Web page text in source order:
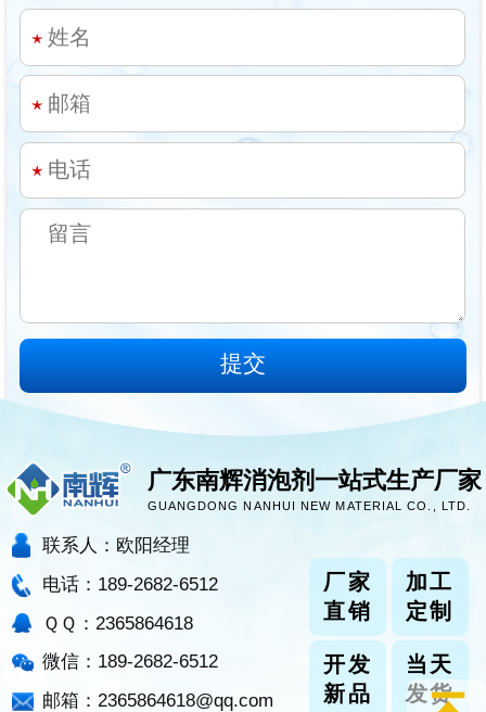
广东南辉消泡剂一站式生产厂家
GUANGDONG NANHUI NEW MATERIAL CO., LTD.
厂家
直销
加工
定制
开发
新品
当天
发货
联系人：欧阳经理
电话：189-2682-6512
ＱＱ：2365864618
微信：189-2682-6512
邮箱：2365864618@qq.com